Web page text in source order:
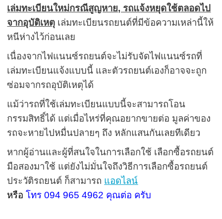
เล่มทะเบียนใหม่กรณีสูญหาย, รถแจ้งหยุดใช้ตลอดไป
จากอุบัติเหตุ เล่มทะเบียนรถยนต์ที่มีข้อความเหล่านี้ให้
หนีห่างไว้ก่อนเลย
เนื่องจากไฟแนนซ์รถยนต์จะไม่รับจัดไฟแนนซ์รถที่
เล่มทะเบียนแจ้งแบบนี้ และตัวรถยนต์เองก็อาจจะถูก
ซ่อมจากรถอุบัติเหตุได้
แม้ว่ารถที่ใช้เล่มทะเบียนแบบนี้จะสามารถโอน
กรรมสิทธิ์ได้ แต่เมื่อไหร่ที่คุณอยากขายต่อ มูลค่าของ
รถจะหายไปหมื่นปลายๆ ถึง หลักแสนกันเลยทีเดียว
หากผู้อ่านและผู้ที่สนใจในการเลือกใช้ เลือกซื้อรถยนต์
มือสองมาใช้ แต่ยังไม่มั่นใจถึงวิธีการเลือกซื้อรถยนต์
ประวัติรถยนต์ ก็สามารถ แอดไลน์
หรือ โทร 094 965 4962 คุณต่อ ครับ